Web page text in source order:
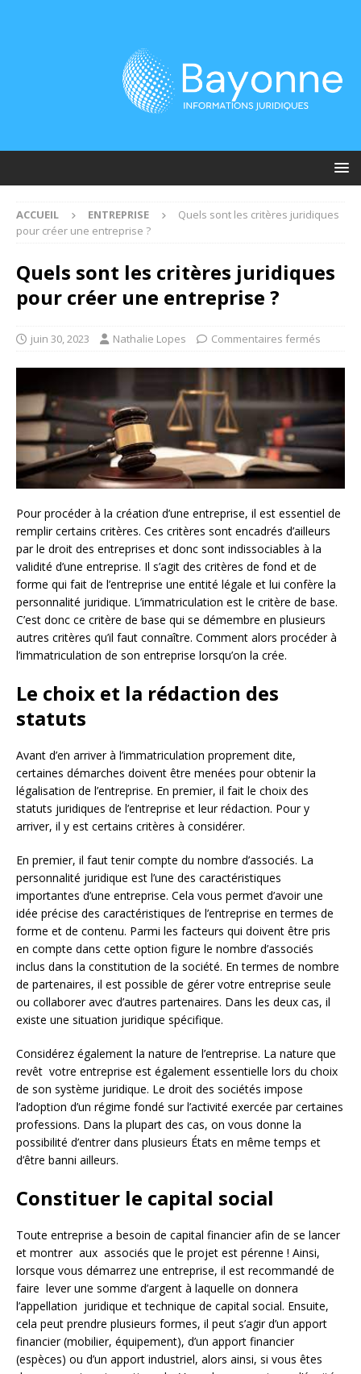
ACCUEIL ENTREPRISE
Quels sont les critères juridiques
pour créer une entreprise ?
Quels sont les critères juridiques
pour créer une entreprise ?
juin 30, 2023 Nathalie Lopes Commentaires fermés
Pour procéder à la création d’une entreprise, il est essentiel de
remplir certains critères. Ces critères sont encadrés d’ailleurs
par le droit des entreprises et donc sont indissociables à la
validité d’une entreprise. Il s’agit des critères de fond et de
forme qui fait de l’entreprise une entité légale et lui confère la
personnalité juridique. L’immatriculation est le critère de base.
C’est donc ce critère de base qui se démembre en plusieurs
autres critères qu’il faut connaître. Comment alors procéder à
l’immatriculation de son entreprise lorsqu’on la crée.
Le choix et la rédaction des
statuts
Avant d’en arriver à l’immatriculation proprement dite,
certaines démarches doivent être menées pour obtenir la
légalisation de l’entreprise. En premier, il fait le choix des
statuts juridiques de l’entreprise et leur rédaction. Pour y
arriver, il y est certains critères à considérer.
En premier, il faut tenir compte du nombre d’associés. La
personnalité juridique est l’une des caractéristiques
importantes d’une entreprise. Cela vous permet d’avoir une
idée précise des caractéristiques de l’entreprise en termes de
forme et de contenu. Parmi les facteurs qui doivent être pris
en compte dans cette option figure le nombre d’associés
inclus dans la constitution de la société. En termes de nombre
de partenaires, il est possible de gérer votre entreprise seule
ou collaborer avec d’autres partenaires. Dans les deux cas, il
existe une situation juridique spécifique.
Considérez également la nature de l’entreprise. La nature que
revêt votre entreprise est également essentielle lors du choix
de son système juridique. Le droit des sociétés impose
l’adoption d’un régime fondé sur l’activité exercée par certaines
professions. Dans la plupart des cas, on vous donne la
possibilité d’entrer dans plusieurs États en même temps et
d’être banni ailleurs.
Constituer le capital social
Toute entreprise a besoin de capital financier afin de se lancer
et montrer aux associés que le projet est pérenne ! Ainsi,
lorsque vous démarrez une entreprise, il est recommandé de
faire lever une somme d’argent à laquelle on donnera
l’appellation juridique et technique de capital social. Ensuite,
cela peut prendre plusieurs formes, il peut s’agir d’un apport
financier (mobilier, équipement), d’un apport financier
(espèces) ou d’un apport industriel, alors ainsi, si vous êtes